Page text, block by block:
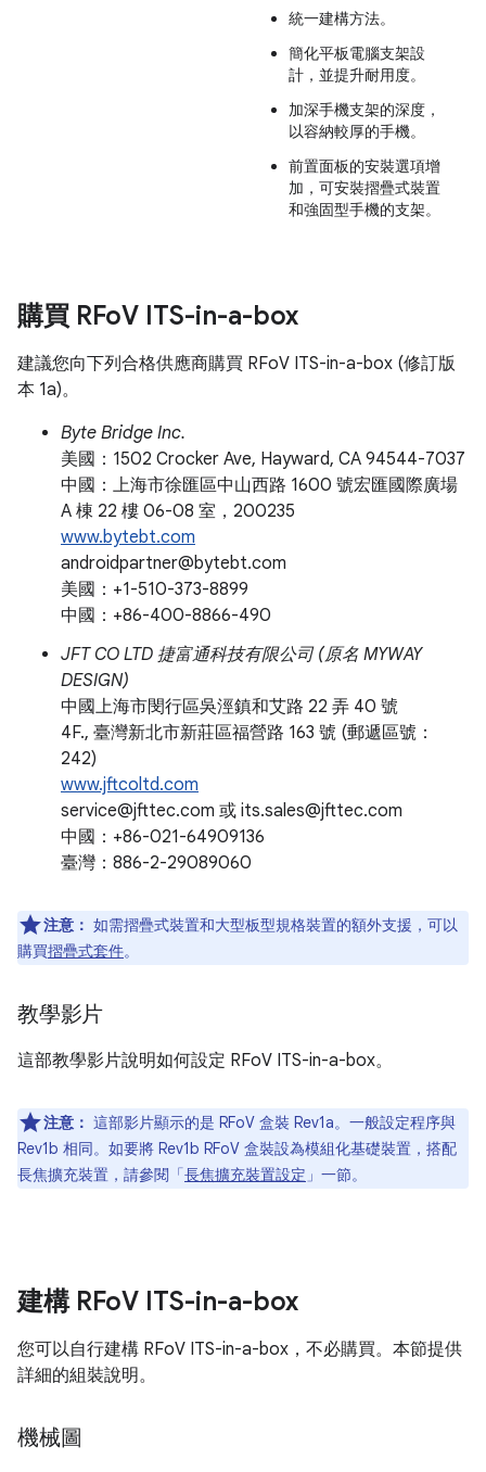
統一建構方法。
簡化平板電腦支架設
計，並提升耐用度。
加深手機支架的深度，
以容納較厚的手機。
前置面板的安裝選項增
加，可安裝摺疊式裝置
和強固型手機的支架。
購買 RFoV ITS-in-a-box
建議您向下列合格供應商購買 RFoV ITS-in-a-box (修訂版
本 1a)。
Byte Bridge Inc.
美國：1502 Crocker Ave, Hayward, CA 94544-7037
中國：上海市徐匯區中山西路 1600 號宏匯國際廣場
A 棟 22 樓 06-08 室，200235
www.bytebt.com
androidpartner@bytebt.com
美國：+1-510-373-8899
中國：+86-400-8866-490
JFT CO LTD 捷富通科技有限公司 (原名 MYWAY
DESIGN)
中國上海市閔行區吳涇鎮和艾路 22 弄 40 號
4F., 臺灣新北市新莊區福營路 163 號 (郵遞區號：
242)
www.jftcoltd.com
service@jfttec.com 或 its.sales@jfttec.com
中國：+86-021-64909136
臺灣：886-2-29089060
注意： 如需摺疊式裝置和大型板型規格裝置的額外支援，可以
購買摺疊式套件。
教學影片
這部教學影片說明如何設定 RFoV ITS-in-a-box。
注意： 這部影片顯示的是 RFoV 盒裝 Rev1a。一般設定程序與
Rev1b 相同。如要將 Rev1b RFoV 盒裝設為模組化基礎裝置，搭配
長焦擴充裝置，請參閱「長焦擴充裝置設定 」一節。
建構 RFoV ITS-in-a-box
您可以自行建構 RFoV ITS-in-a-box，不必購買。本節提供
詳細的組裝說明。
機械圖